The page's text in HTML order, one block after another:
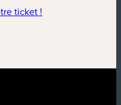
ticket !